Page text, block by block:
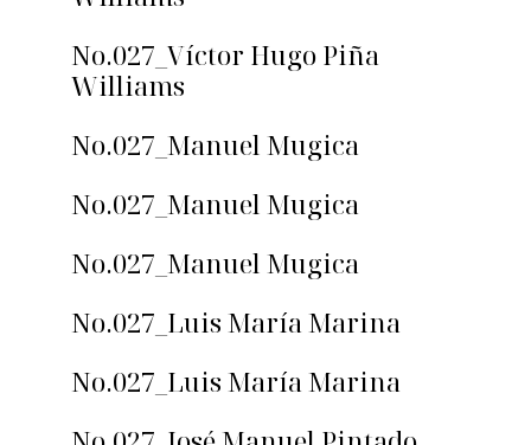
No.027_Víctor Hugo Piña
Williams
No.027_Manuel Mugica
No.027_Manuel Mugica
No.027_Manuel Mugica
No.027_Luis María Marina
No.027_Luis María Marina